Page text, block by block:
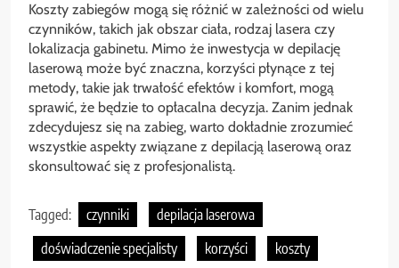
Koszty zabiegów mogą się różnić w zależności od wielu
czynników, takich jak obszar ciała, rodzaj lasera czy
lokalizacja gabinetu. Mimo że inwestycja w depilację
laserową może być znaczna, korzyści płynące z tej
metody, takie jak trwałość efektów i komfort, mogą
sprawić, że będzie to opłacalna decyzja. Zanim jednak
zdecydujesz się na zabieg, warto dokładnie zrozumieć
wszystkie aspekty związane z depilacją laserową oraz
skonsultować się z profesjonalistą.
Tagged: czynniki
depilacja laserowa
doświadczenie specjalisty
korzyści
koszty